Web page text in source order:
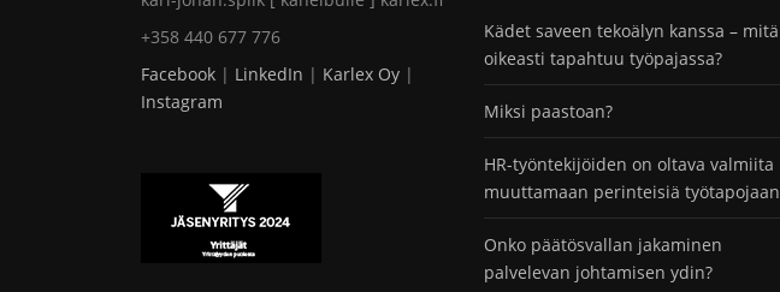
+358 440 677 776
Facebook | LinkedIn | Karlex Oy |
Instagram
Kädet saveen tekoälyn kanssa – mitä
oikeasti tapahtuu työpajassa?
Miksi paastoan?
HR-työntekijöiden on oltava valmiita
muuttamaan perinteisiä työtapojaan
Onko päätösvallan jakaminen
palvelevan johtamisen ydin?